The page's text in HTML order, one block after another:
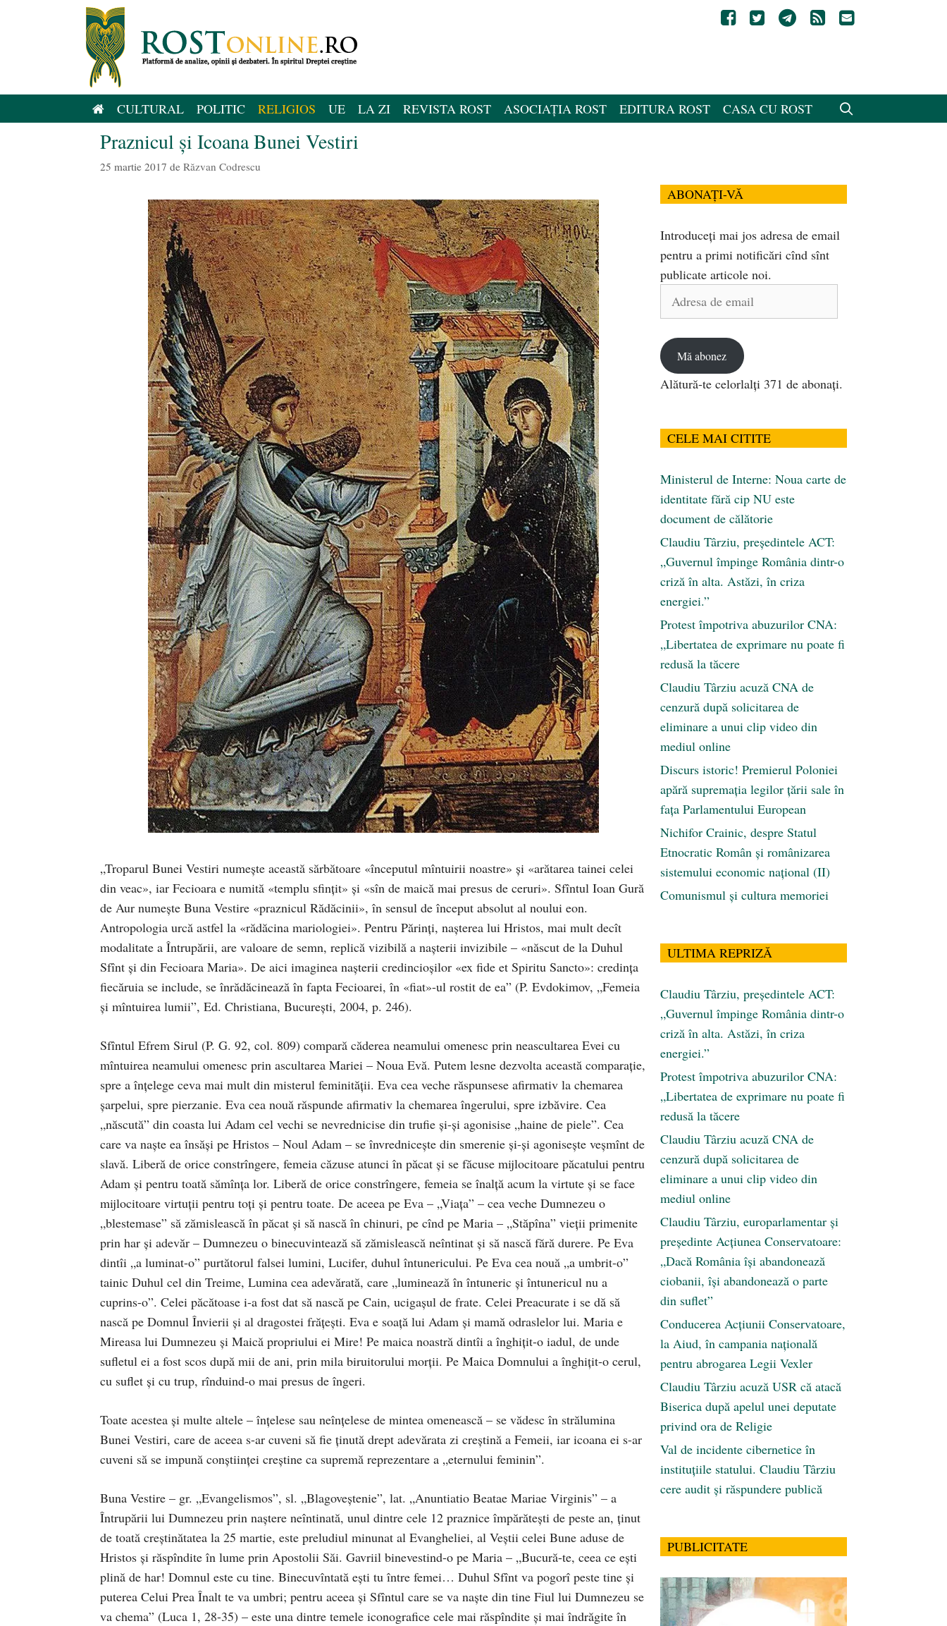
CULTURAL POLITIC RELIGIOS UE LA ZI REVISTA ROST ASOCIAȚIA ROST EDITURA ROST CASA CU ROST
Praznicul și Icoana Bunei Vestiri
25 martie 2017 de Răzvan Codrescu
„Troparul Bunei Vestiri numeşte această sărbătoare «începutul mîntuirii noastre» şi «arătarea tainei celei
din veac», iar Fecioara e numită «templu sfinţit» şi «sîn de maică mai presus de ceruri». Sfîntul Ioan Gură
de Aur numeşte Buna Vestire «praznicul Rădăcinii», în sensul de început absolut al noului eon.
Antropologia urcă astfel la «rădăcina mariologiei». Pentru Părinţi, naşterea lui Hristos, mai mult decît
modalitate a Întrupării, are valoare de semn, replică vizibilă a naşterii invizibile – «născut de la Duhul
Sfînt şi din Fecioara Maria». De aici imaginea naşterii credincioşilor «ex fide et Spiritu Sancto»: credinţa
fiecăruia se include, se înrădăcinează în fapta Fecioarei, în «fiat»-ul rostit de ea” (P. Evdokimov, „Femeia
şi mîntuirea lumii”, Ed. Christiana, Bucureşti, 2004, p. 246).
Sfîntul Efrem Sirul (P. G. 92, col. 809) compară căderea neamului omenesc prin neascultarea Evei cu
mîntuirea neamului omenesc prin ascultarea Mariei – Noua Evă. Putem lesne dezvolta această comparaţie,
spre a înţelege ceva mai mult din misterul feminităţii. Eva cea veche răspunsese afirmativ la chemarea
şarpelui, spre pierzanie. Eva cea nouă răspunde afirmativ la chemarea îngerului, spre izbăvire. Cea
„născută” din coasta lui Adam cel vechi se nevrednicise din trufie şi-şi agonisise „haine de piele”. Cea
care va naşte ea însăşi pe Hristos – Noul Adam – se învredniceşte din smerenie şi-şi agoniseşte veşmînt de
slavă. Liberă de orice constrîngere, femeia căzuse atunci în păcat şi se făcuse mijlocitoare păcatului pentru
Adam şi pentru toată sămînţa lor. Liberă de orice constrîngere, femeia se înalţă acum la virtute şi se face
mijlocitoare virtuţii pentru toţi şi pentru toate. De aceea pe Eva – „Viaţa” – cea veche Dumnezeu o
„blestemase” să zămislească în păcat şi să nască în chinuri, pe cînd pe Maria – „Stăpîna” vieţii primenite
prin har şi adevăr – Dumnezeu o binecuvintează să zămislească neîntinat şi să nască fără durere. Pe Eva
dintîi „a luminat-o” purtătorul falsei lumini, Lucifer, duhul întunericului. Pe Eva cea nouă „a umbrit-o”
tainic Duhul cel din Treime, Lumina cea adevărată, care „luminează în întuneric şi întunericul nu a
cuprins-o”. Celei păcătoase i-a fost dat să nască pe Cain, ucigaşul de frate. Celei Preacurate i se dă să
nască pe Domnul Învierii şi al dragostei frăţeşti. Eva e soaţă lui Adam şi mamă odraslelor lui. Maria e
Mireasa lui Dumnezeu şi Maică propriului ei Mire! Pe maica noastră dintîi a înghiţit-o iadul, de unde
sufletul ei a fost scos după mii de ani, prin mila biruitorului morţii. Pe Maica Domnului a înghiţit-o cerul,
cu suflet şi cu trup, rînduind-o mai presus de îngeri.
Toate acestea şi multe altele – înţelese sau neînţelese de mintea omenească – se vădesc în strălumina
Bunei Vestiri, care de aceea s-ar cuveni să fie ţinută drept adevărata zi creştină a Femeii, iar icoana ei s-ar
cuveni să se impună conştiinţei creştine ca supremă reprezentare a „eternului feminin”.
Buna Vestire – gr. „Evangelismos”, sl. „Blagoveştenie”, lat. „Anuntiatio Beatae Mariae Virginis” – a
Întrupării lui Dumnezeu prin naştere neîntinată, unul dintre cele 12 praznice împărăteşti de peste an, ţinut
de toată creştinătatea la 25 martie, este preludiul minunat al Evangheliei, al Veştii celei Bune aduse de
Hristos şi răspîndite în lume prin Apostolii Săi. Gavriil binevestind-o pe Maria – „Bucură-te, ceea ce eşti
plină de har! Domnul este cu tine. Binecuvîntată eşti tu între femei… Duhul Sfînt va pogorî peste tine şi
puterea Celui Prea Înalt te va umbri; pentru aceea şi Sfîntul care se va naşte din tine Fiul lui Dumnezeu se
va chema” (Luca 1, 28-35) – este una dintre temele iconografice cele mai răspîndite şi mai îndrăgite în
ABONAȚI-VĂ
Introduceți mai jos adresa de email
pentru a primi notificări cînd sînt
publicate articole noi.
Adresa
Mă abonez
Alătură-te celorlalți 371 de abonați.
CELE MAI CITITE
Ministerul de Interne: Noua carte de
identitate fără cip NU este
document de călătorie
Claudiu Târziu, președintele ACT:
„Guvernul împinge România dintr-o
criză în alta. Astăzi, în criza
energiei.”
Protest împotriva abuzurilor CNA:
„Libertatea de exprimare nu poate fi
redusă la tăcere
Claudiu Târziu acuză CNA de
cenzură după solicitarea de
eliminare a unui clip video din
mediul online
Discurs istoric! Premierul Poloniei
apără supremația legilor țării sale în
fața Parlamentului European
Nichifor Crainic, despre Statul
Etnocratic Român şi românizarea
sistemului economic naţional (II)
Comunismul şi cultura memoriei
ULTIMA REPRIZĂ
Claudiu Târziu, președintele ACT:
„Guvernul împinge România dintr-o
criză în alta. Astăzi, în criza
energiei.”
Protest împotriva abuzurilor CNA:
„Libertatea de exprimare nu poate fi
redusă la tăcere
Claudiu Târziu acuză CNA de
cenzură după solicitarea de
eliminare a unui clip video din
mediul online
Claudiu Târziu, europarlamentar și
președinte Acțiunea Conservatoare:
„Dacă România își abandonează
ciobanii, își abandonează o parte
din suflet”
Conducerea Acțiunii Conservatoare,
la Aiud, în campania națională
pentru abrogarea Legii Vexler
Claudiu Târziu acuză USR că atacă
Biserica după apelul unei deputate
privind ora de Religie
Val de incidente cibernetice în
instituțiile statului. Claudiu Târziu
cere audit și răspundere publică
PUBLICITATE